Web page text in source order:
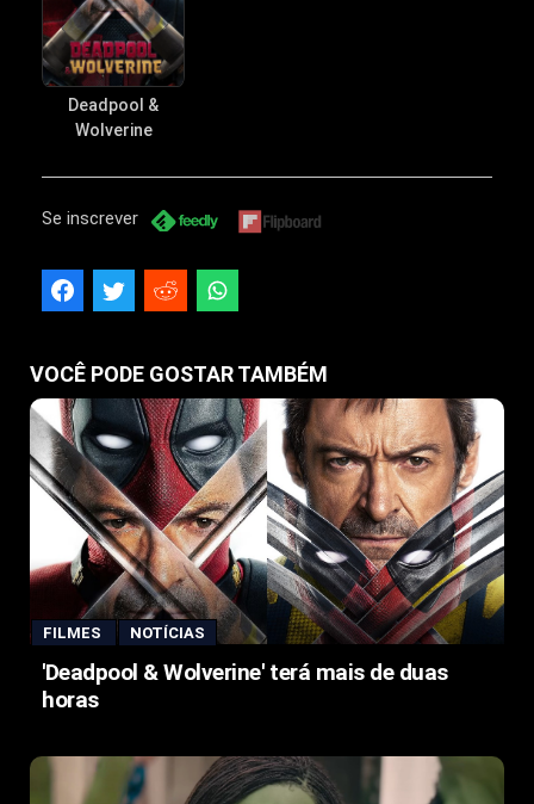
Deadpool &
Wolverine
Se inscrever
VOCÊ PODE GOSTAR TAMBÉM
FILMES NOTÍCIAS
'Deadpool & Wolverine' terá mais de duas
horas